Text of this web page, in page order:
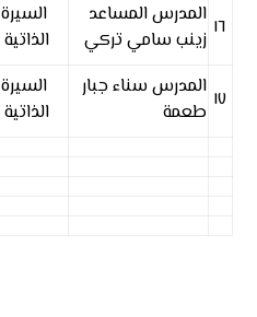
١٦ المدرس المساعد
زينب سامي تركي
السيرة
الذاتية
١٧ المدرس سناء جبار
طعمة
السيرة
الذاتية